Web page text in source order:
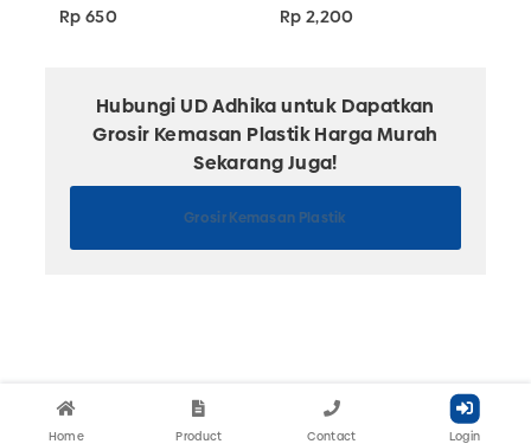
Rp 650 Rp 2,200
Hubungi UD Adhika untuk Dapatkan
Grosir Kemasan Plastik Harga Murah
Sekarang Juga!
Grosir Kemasan Plastik
Home Product Contact Login